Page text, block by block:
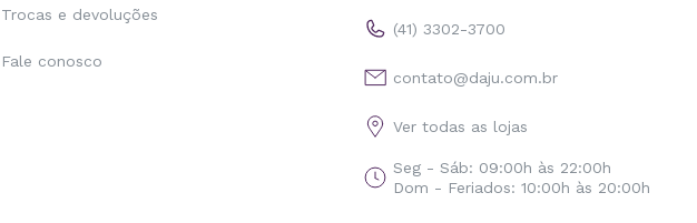
Trocas e devoluções
Fale conosco
(41) 3302-3700
contato@daju.com.br
Ver todas as lojas
Seg - Sáb: 09:00h às 22:00h
Dom - Feriados: 10:00h às 20:00h